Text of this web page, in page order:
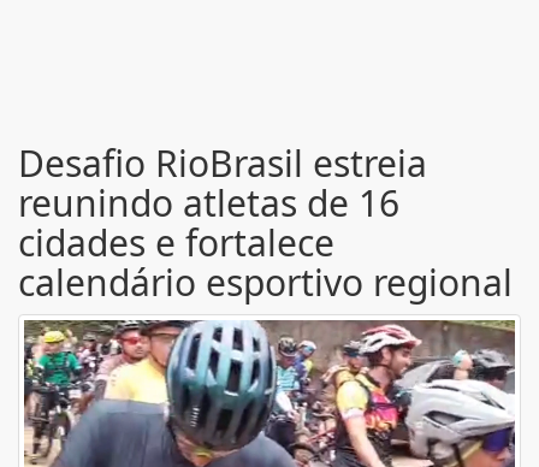
Desafio RioBrasil estreia
reunindo atletas de 16
cidades e fortalece
calendário esportivo regional